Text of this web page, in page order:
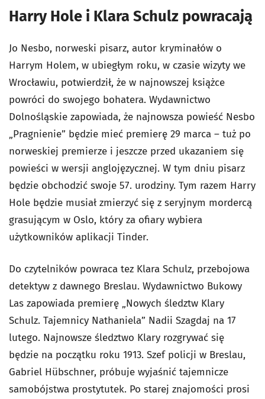
Harry Hole i Klara Schulz powracają
Jo Nesbo, norweski pisarz, autor kryminałów o
Harrym Holem, w ubiegłym roku, w czasie wizyty we
Wrocławiu, potwierdził, że w najnowszej książce
powróci do swojego bohatera. Wydawnictwo
Dolnośląskie zapowiada, że najnowsza powieść Nesbo
„Pragnienie” będzie mieć premierę 29 marca – tuż po
norweskiej premierze i jeszcze przed ukazaniem się
powieści w wersji anglojęzycznej. W tym dniu pisarz
będzie obchodzić swoje 57. urodziny. Tym razem Harry
Hole będzie musiał zmierzyć się z seryjnym mordercą
grasującym w Oslo, który za ofiary wybiera
użytkowników aplikacji Tinder.
Do czytelników powraca tez Klara Schulz, przebojowa
detektyw z dawnego Breslau. Wydawnictwo Bukowy
Las zapowiada premierę „Nowych śledztw Klary
Schulz. Tajemnicy Nathaniela” Nadii Szagdaj na 17
lutego. Najnowsze śledztwo Klary rozgrywać się
będzie na początku roku 1913. Szef policji w Breslau,
Gabriel Hübschner, próbuje wyjaśnić tajemnicze
samobójstwa prostytutek. Po starej znajomości prosi